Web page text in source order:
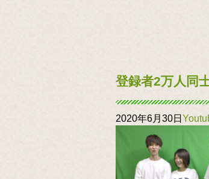
登録者2万人同
2020年6月30日